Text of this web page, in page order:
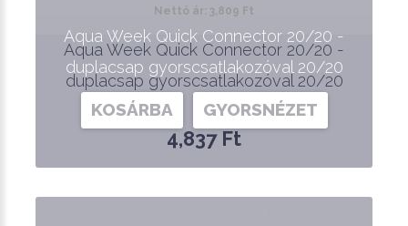
Aqua Week Quick Connector 20/20 -
duplacsap gyorscsatlakozóval 20/20
4,837 Ft
Nettó ár: 3,809 Ft
Aqua Week Quick Connector 20/20 -
duplacsap gyorscsatlakozóval 20/20
KOSÁRBA GYORSNÉZET